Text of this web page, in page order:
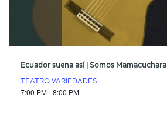
Ecuador suena así | Somos Mamacuchara
TEATRO VARIEDADES
7:00 PM - 8:00 PM